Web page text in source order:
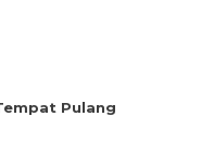
Pulang